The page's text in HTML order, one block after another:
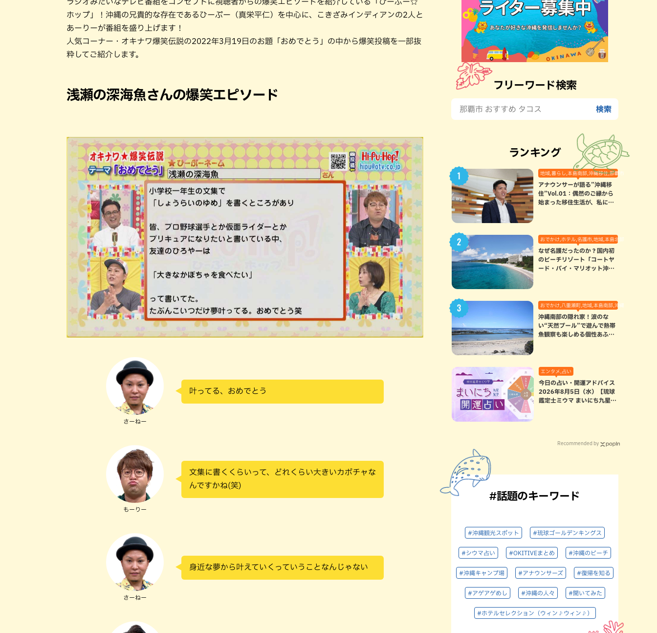
ホップ」！沖縄の兄貴的な存在であるひーぷー（真栄平仁）を中心に、こきざみインディアンの2人と
あーりーが番組を盛り上げます！
人気コーナー・オキナワ爆笑伝説の2022年3月19日のお題「おめでとう」の中から爆笑投稿を一部抜
粋してご紹介します。
浅瀬の深海魚さんの爆笑エピソード
さーねー
叶ってる、おめでとう
もーりー
文集に書くくらいって、どれくらい大きいカボチャな
んですかね(笑)
さーねー
身近な夢から叶えていくっていうことなんじゃない
フリーワード検索
ランキング
地域,暮らし,本島南部,沖縄移住,那覇市
アナウンサーが語る”沖縄移
住”Vol.01：偶然のご縁から
始まった移住生活が、私にと
おでかけ,ホテル,名護市,地域,本島北部
なぜ名護だったのか？国内初
のビーチリゾート「コートヤ
ード・バイ・マリオット沖縄
おでかけ,八重瀬町,地域,本島南部,沖縄の海,自然
沖縄南部の隠れ家！波のな
い“天然プール”で遊んで熱帯
魚観察も楽しめる個性あふれ
エンタメ,占い
今日の占い・開運アドバイス
2026年8月5日（水）【琉球
鑑定士ミウマ まいにち九星気
Recommended by
#話題のキーワード
#沖縄観光スポット #琉球ゴールデンキングス
#シウマ占い #OKITIVEまとめ #沖縄のビーチ
#沖縄キャンプ場 #アナウンサーズ #復帰を知る
#アゲアゲめし #沖縄の人々 #聞いてみた
#ホテルセレクション（ウィン♪ウィン♪）